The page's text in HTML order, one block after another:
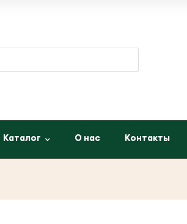
Каталог О нас Контакты